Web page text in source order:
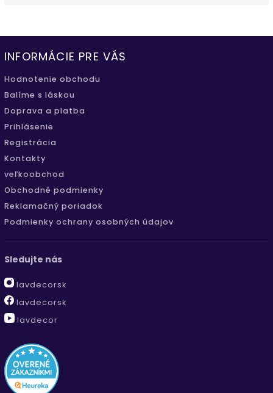
INFORMÁCIE PRE VÁS
Hodnotenie obchodu
Balíme s láskou
Doprava a platba
Prihlásenie
Registrácia
Kontakty
veľkoobchod
Obchodné podmienky
Reklamačný poriadok
Podmienky ochrany osobných údajov
Sledujte nás
lavdecorsk
lavdecorsk
lavdecor